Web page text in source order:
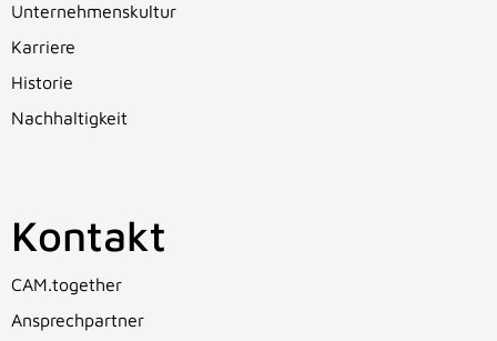
Unternehmenskultur
Karriere
Historie
Nachhaltigkeit
Kontakt
CAM.together
Ansprechpartner